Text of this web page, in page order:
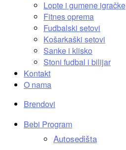
Lopte i gumene igračke
Fitnes oprema
Fudbalski setovi
Košarkaški setovi
Sanke i klisko
Stoni fudbal i bilijar
Kontakt
O nama
Brendovi
Bebi Program
Autosedišta